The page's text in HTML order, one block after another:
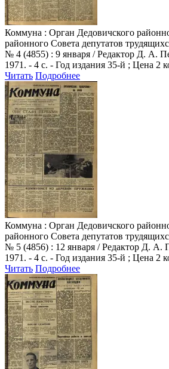
Коммуна : Орган Дедовичского
районного Совета депутатов
№ 4 (4855) : 9 января / Редактор Д. А.
1971. - 4 с. - Год издания 35-й ; Цена 2
Читать Подробнее
Коммуна : Орган Дедовичского
районного Совета депутатов
№ 5 (4856) : 12 января / Редактор Д. А.
1971. - 4 с. - Год издания 35-й ; Цена 2
Читать Подробнее